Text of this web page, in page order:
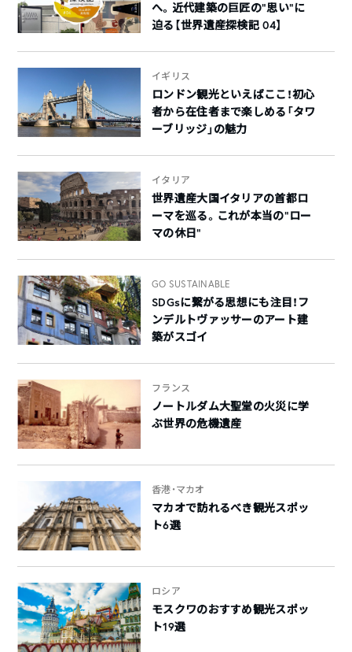
へ。近代建築の巨匠の”思い”に
迫る【世界遺産探検記 04】
イギリス
ロンドン観光といえばここ！初心
者から在住者まで楽しめる「タワ
ーブリッジ」の魅力
イタリア
世界遺産大国イタリアの首都ロ
ーマを巡る。これが本当の“ロー
マの休日”
GO SUSTAINABLE
SDGsに繋がる思想にも注目！フ
ンデルトヴァッサーのアート建
築がスゴイ
フランス
ノートルダム大聖堂の火災に学
ぶ世界の危機遺産
香港・マカオ
マカオで訪れるべき観光スポッ
ト6選
ロシア
モスクワのおすすめ観光スポッ
ト19選